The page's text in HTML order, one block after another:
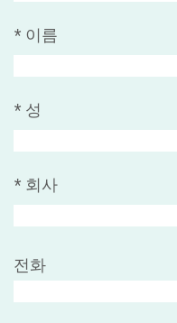
* 이름
* 성
* 회사
전화